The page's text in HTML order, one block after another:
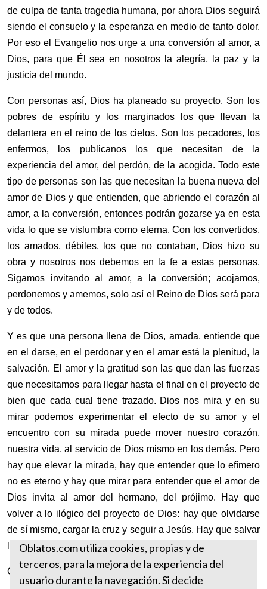
de culpa de tanta tragedia humana, por ahora Dios seguirá
siendo el consuelo y la esperanza en medio de tanto dolor.
Por eso el Evangelio nos urge a una conversión al amor, a
Dios, para que Él sea en nosotros la alegría, la paz y la
justicia del mundo.
Con personas así, Dios ha planeado su proyecto. Son los
pobres de espíritu y los marginados los que llevan la
delantera en el reino de los cielos. Son los pecadores, los
enfermos, los publicanos los que necesitan de la
experiencia del amor, del perdón, de la acogida. Todo este
tipo de personas son las que necesitan la buena nueva del
amor de Dios y que entienden, que abriendo el corazón al
amor, a la conversión, entonces podrán gozarse ya en esta
vida lo que se vislumbra como eterna. Con los convertidos,
los amados, débiles, los que no contaban, Dios hizo su
obra y nosotros nos debemos en la fe a estas personas.
Sigamos invitando al amor, a la conversión; acojamos,
perdonemos y amemos, solo así el Reino de Dios será para
y de todos.
Y es que una persona llena de Dios, amada, entiende que
en el darse, en el perdonar y en el amar está la plenitud, la
salvación. El amor y la gratitud son las que dan las fuerzas
que necesitamos para llegar hasta el final en el proyecto de
bien que cada cual tiene trazado. Dios nos mira y en su
mirar podemos experimentar el efecto de su amor y el
encuentro con su mirada puede mover nuestro corazón,
nuestra vida, al servicio de Dios mismo en los demás. Pero
hay que elevar la mirada, hay que entender que lo efímero
no es eterno y hay que mirar para entender que el amor de
Dios invita al amor del hermano, del prójimo. Hay que
volver a lo ilógico del proyecto de Dios: hay que olvidarse
de sí mismo, cargar la cruz y seguir a Jesús. Hay que salvar
la vida entregándola porque así viviremos eternamente.
Con mi bendición:
Oblatos.com utiliza cookies, propias y de
terceros, para la mejora de la experiencia del
usuario durante la navegación. Si decide